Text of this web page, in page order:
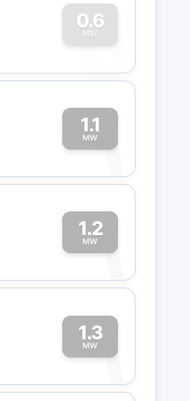
0.6
MW
0
1.1
MW
1
1.2
MW
1
1.3
MW
1